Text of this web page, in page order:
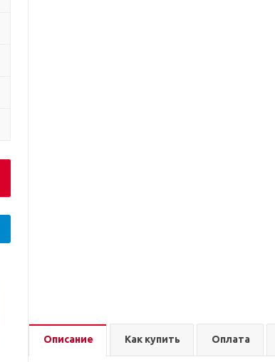
Описание Как купить Оплата